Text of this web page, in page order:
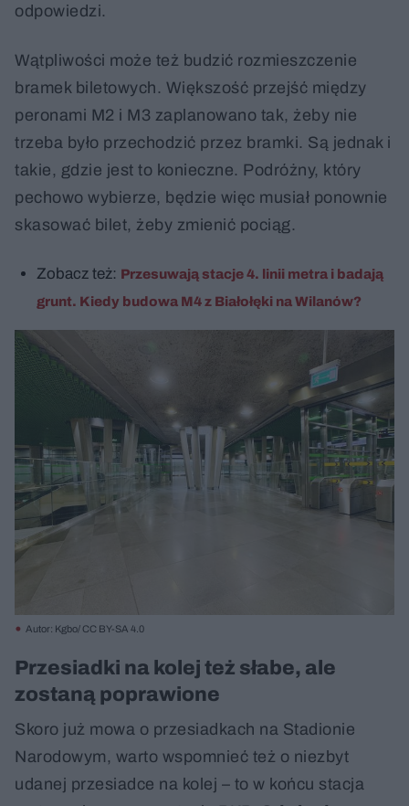
odpowiedzi.
Wątpliwości może też budzić rozmieszczenie
bramek biletowych. Większość przejść między
peronami M2 i M3 zaplanowano tak, żeby nie
trzeba było przechodzić przez bramki. Są jednak i
takie, gdzie jest to konieczne. Podróżny, który
pechowo wybierze, będzie więc musiał ponownie
skasować bilet, żeby zmienić pociąg.
Zobacz też: Przesuwają stacje 4. linii metra i badają
grunt. Kiedy budowa M4 z Białołęki na Wilanów?
Autor: Kgbo/ CC BY-SA 4.0
Przesiadki na kolej też słabe, ale
zostaną poprawione
Skoro już mowa o przesiadkach na Stadionie
Narodowym, warto wspomnieć też o niezbyt
udanej przesiadce na kolej – to w końcu stacja